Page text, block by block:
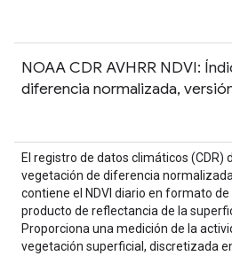
NOAA CDR AVHRR NDVI:
diferencia normalizada,
El registro de datos climáticos (CDR)
vegetación de diferencia normalizada
contiene el NDVI diario en formato
producto de reflectancia de la
Proporciona una medición de la
vegetación superficial, discretizada